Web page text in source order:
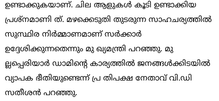
ഉണ്ടാക്കുകയാണ്. ചില ആളുകള്‍ കൂടി ഉണ്ടാക്കിയ
പ്രശ്‌നമാണി ത്. മഴക്കെടുതി തുടരുന്ന സാഹചര്യത്തില്‍
സുസ്ഥിര നിര്‍മ്മാണമാണ് സര്‍ക്കാര്‍
ഉദ്ദേശിക്കുന്നതെന്നും മു ഖ്യമന്ത്രി പറഞ്ഞു. മു
ല്ലപ്പെരിയാര്‍ ഡാമിന്റെ കാര്യത്തില്‍ ജനങ്ങള്‍ക്കിടയില്‍
വ്യാപക ഭീതിയുണ്ടെന്ന് പ്ര തിപക്ഷ നേതാവ് വി.ഡി
സതീശന്‍ പറഞ്ഞു.